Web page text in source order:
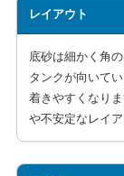
レイアウト
底砂は細かく角
タンクが向いて
着きやすくなり
や不安定なレイ